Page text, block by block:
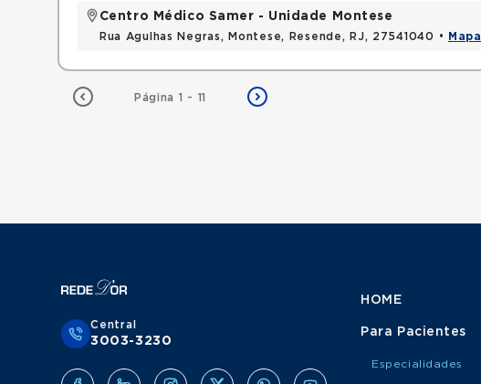
Centro Médico Samer - Unidade Montese
Rua Agulhas Negras, Montese, Resende, RJ, 27541040 • Mapa
Página 1 - 11
Central
3003-3230
HOME
Para Pacientes
Especialidades